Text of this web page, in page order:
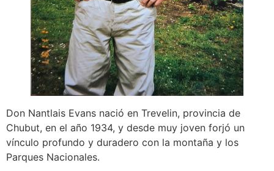
Don Nantlais Evans nació en Trevelin, provincia de
Chubut, en el año 1934, y desde muy joven forjó un
vínculo profundo y duradero con la montaña y los
Parques Nacionales.